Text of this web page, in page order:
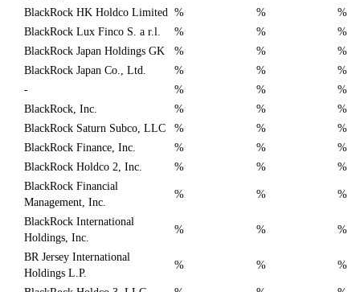
BlackRock HK Holdco Limited % %
%
BlackRock Lux Finco S. a r.l.
% %
%
BlackRock Japan Holdings GK
% %
%
BlackRock Japan Co., Ltd.
% %
%
-
% %
%
BlackRock, Inc.
% %
%
BlackRock Saturn Subco, LLC
% %
%
BlackRock Finance, Inc.
% %
%
BlackRock Holdco 2, Inc.
% %
%
BlackRock Financial
Management, Inc.
% % %
BlackRock International
Holdings, Inc.
% % %
BR Jersey International
Holdings L.P.
% % %